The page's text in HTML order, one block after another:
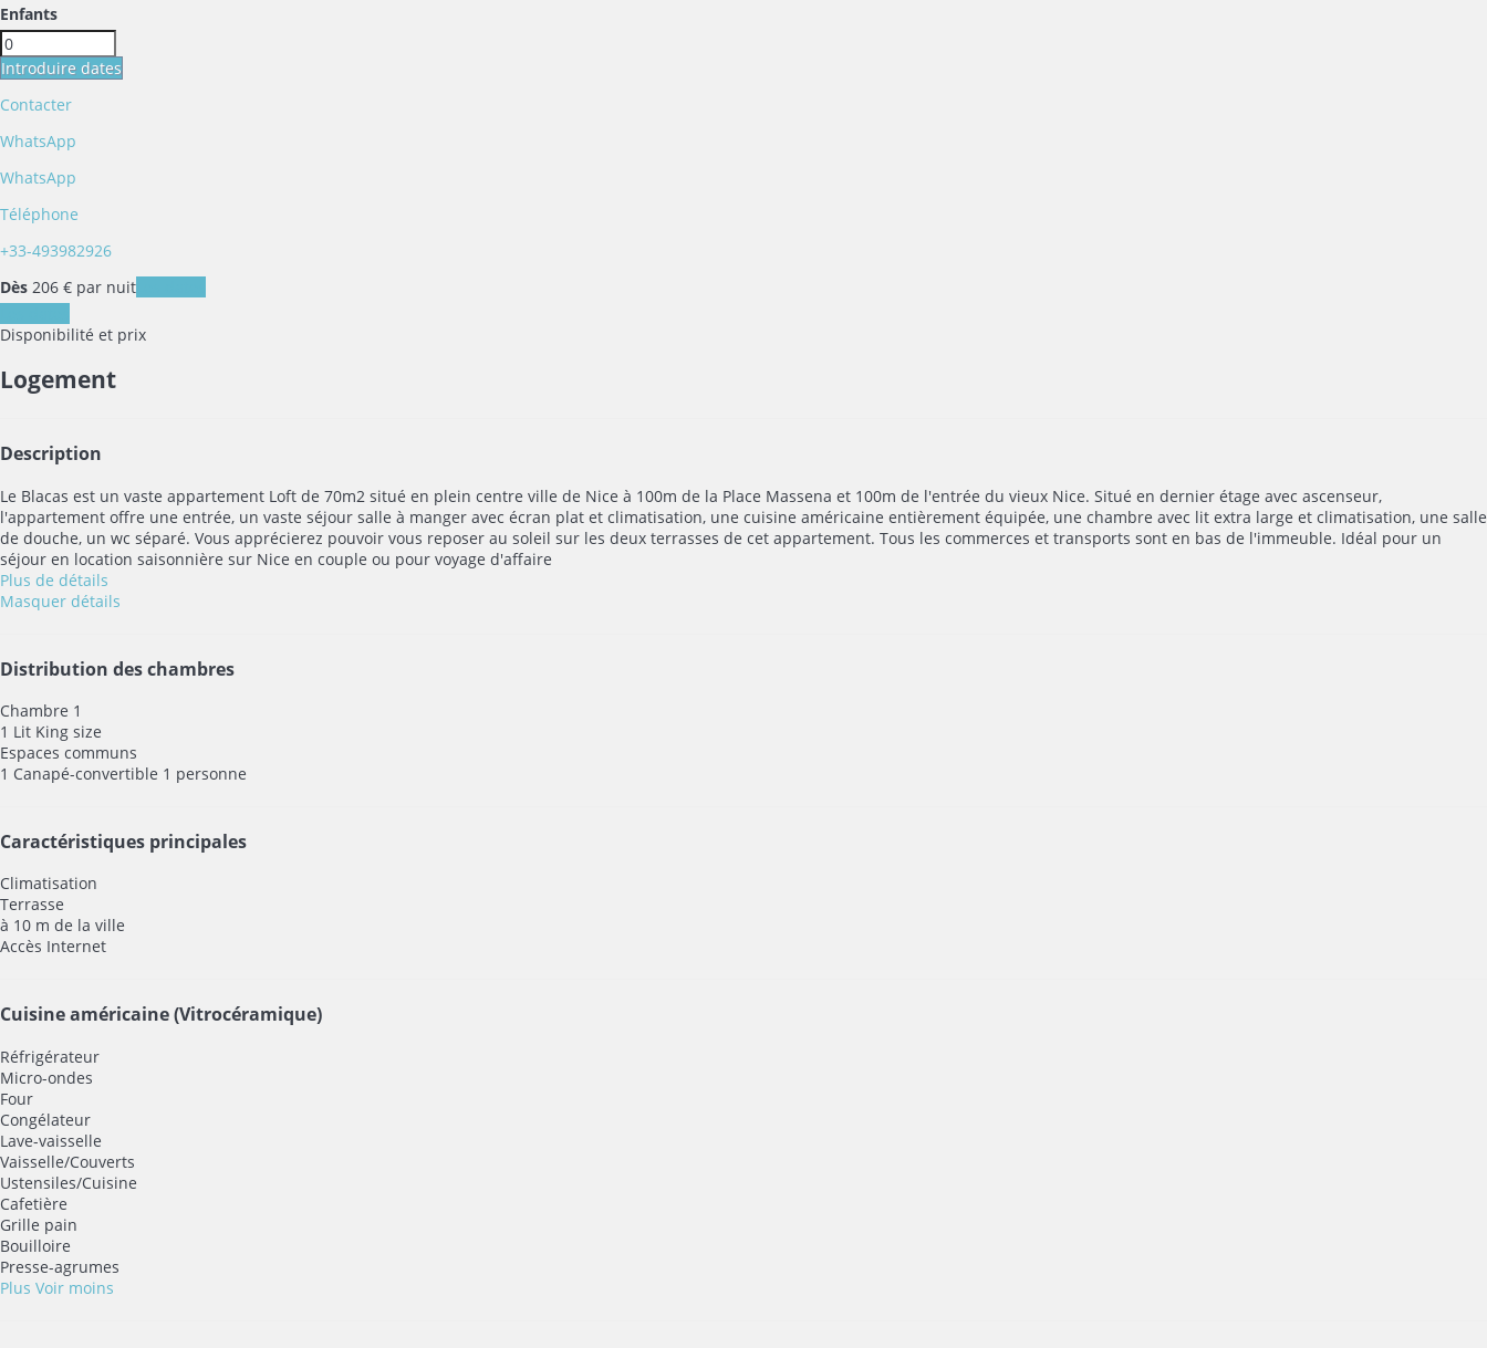
Enfants
Introduire dates
Contacter
WhatsApp
WhatsApp
Téléphone
+33-493982926
Dès 206 € par nuit
Disponibilité et prix
Logement
Description
Le Blacas est un vaste appartement Loft de 70m2 situé en plein centre ville de Nice à 100m de la Place Massena et 100m de l'entrée du vieux Nice. Situé en dernier étage avec ascenseur,
l'appartement offre une entrée, un vaste séjour salle à manger avec écran plat et climatisation, une cuisine américaine entièrement équipée, une chambre avec lit extra large et climatisation, une salle
de douche, un wc séparé. Vous apprécierez pouvoir vous reposer au soleil sur les deux terrasses de cet appartement. Tous les commerces et transports sont en bas de l'immeuble. Idéal pour un
séjour en location saisonnière sur Nice en couple ou pour voyage d'affaire
Plus de détails
Masquer détails
Distribution des chambres
Chambre 1
1 Lit King size
Espaces communs
1 Canapé-convertible 1 personne
Caractéristiques principales
Climatisation
Terrasse
à 10 m de la ville
Accès Internet
Cuisine américaine (Vitrocéramique)
Réfrigérateur
Micro-ondes
Four
Congélateur
Lave-vaisselle
Vaisselle/Couverts
Ustensiles/Cuisine
Cafetière
Grille pain
Bouilloire
Presse-agrumes
Plus Voir moins